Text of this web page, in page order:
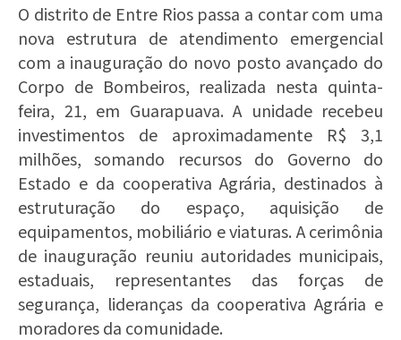
O distrito de Entre Rios passa a contar com uma
nova estrutura de atendimento emergencial
com a inauguração do novo posto avançado do
Corpo de Bombeiros, realizada nesta quinta-
feira, 21, em Guarapuava. A unidade recebeu
investimentos de aproximadamente R$ 3,1
milhões, somando recursos do Governo do
Estado e da cooperativa Agrária, destinados à
estruturação do espaço, aquisição de
equipamentos, mobiliário e viaturas. A cerimônia
de inauguração reuniu autoridades municipais,
estaduais, representantes das forças de
segurança, lideranças da cooperativa Agrária e
moradores da comunidade.